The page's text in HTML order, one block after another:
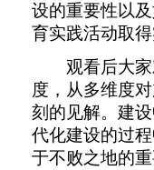
设的重要性以
育实践活动取得
观看后大
度，从多维度
刻的见解。建
代化建设的过程
于不败之地的